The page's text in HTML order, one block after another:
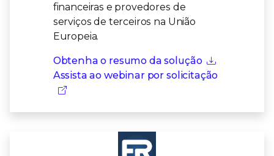
financeiras e provedores de
serviços de terceiros na União
Europeia.
Obtenha o resumo da solução
Assista ao webinar por solicitação